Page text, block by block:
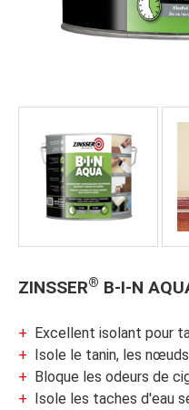
ZINSSER® B-I-N
Excellent isolant pour
Isole le tanin, les
Bloque les odeurs de
Isole les taches d'eau sévères,